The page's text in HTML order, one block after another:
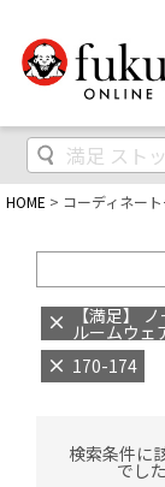
HOME コーディネー
【満足】
ルームウェ
170-174
検索条件に
でし